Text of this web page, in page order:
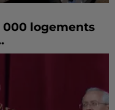
000 logements